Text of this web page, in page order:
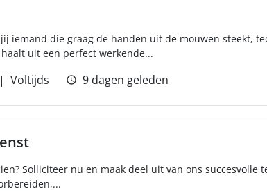
iemand die graag de handen uit de mouwen steekt,
uit een perfect werkende...
Voltijds 9 dagen geleden
Solliciteer nu en maak deel uit van ons succesvolle